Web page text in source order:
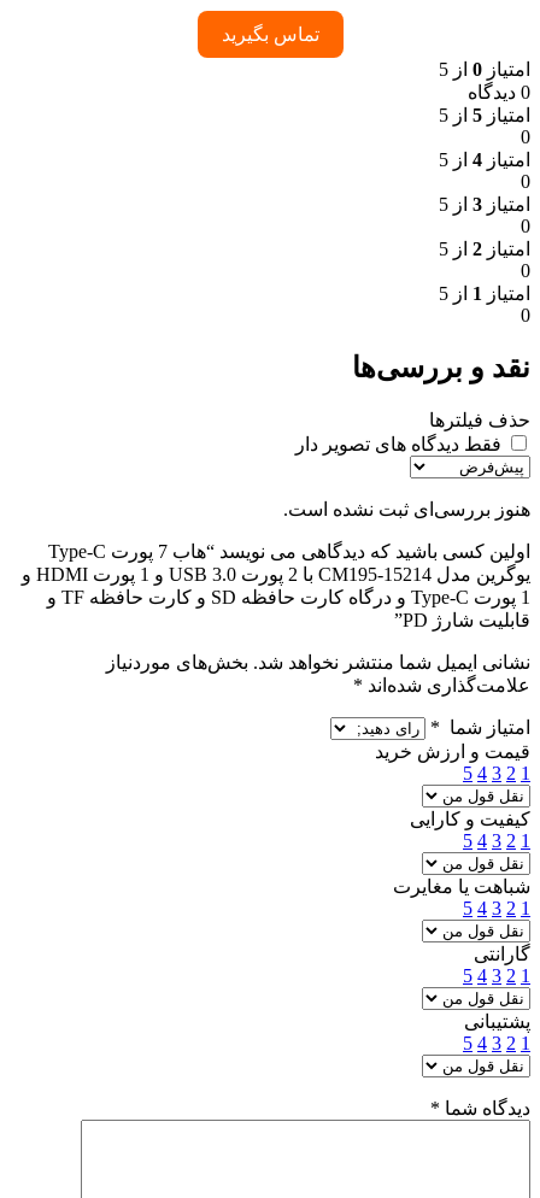
تماس بگیرید
امتیاز 0 از 5
0 دیدگاه
امتیاز 5 از 5
0
امتیاز 4 از 5
0
امتیاز 3 از 5
0
امتیاز 2 از 5
0
امتیاز 1 از 5
0
نقد و بررسی‌ها
حذف فیلترها
فقط دیدگاه های تصویر دار
هنوز بررسی‌ای ثبت نشده است.
اولین کسی باشید که دیدگاهی می نویسد “هاب 7 پورت Type-C
یوگرین مدل 15214-CM195 با 2 پورت USB 3.0 و 1 پورت HDMI و
1 پورت Type-C و درگاه کارت حافظه SD و کارت حافظه TF و
قابلیت شارژ PD”
نشانی ایمیل شما منتشر نخواهد شد. بخش‌های موردنیاز
علامت‌گذاری شده‌اند *
امتیاز شما *
قیمت و ارزش خرید
1
2
3
4
5
کیفیت و کارایی
1
2
3
4
5
شباهت یا مغایرت
1
2
3
4
5
گارانتی
1
2
3
4
5
پشتیبانی
1
2
3
4
5
دیدگاه شما *